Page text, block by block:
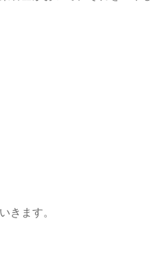
きます。